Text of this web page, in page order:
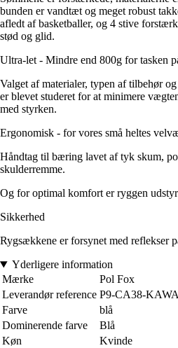
bunden er vandtæt og meget robust
afledt af basketballer, og 4 stive
stød og glid.
Ultra-let - Mindre end 800g for tasken
Valget af materialer, typen af tilbehør
er blevet studeret for at minimere
med styrken.
Ergonomisk - for vores små heltes
Håndtag til bæring lavet af tyk skum,
skulderremme.
Og for optimal komfort er ryggen
Sikkerhed
Rygsækkene er forsynet med reflekser
Yderligere information
Mærke
Pol Fox
Leverandør reference P9-CA38-
Farve
blå
Dominerende farve
Blå
Køn
Kvinde